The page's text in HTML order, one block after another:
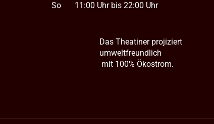
So
11:00 Uhr bis 22:00 Uhr
Das Theatiner projiziert
umweltfreundlich
mit 100% Ökostrom.